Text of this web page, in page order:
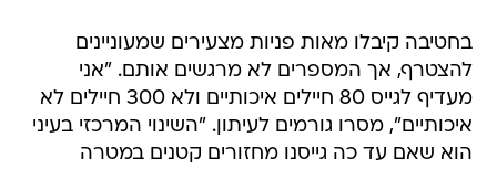
בחטיבה קיבלו מאות פניות מצעירים שמעוניינים
להצטרף, אך המספרים לא מרגשים אותם. "אני
מעדיף לגייס 80 חיילים איכותיים ולא 300 חיילים לא
איכותיים", מסרו גורמים לעיתון. "השינוי המרכזי בעיני
הוא שאם עד כה גייסנו מחזורים קטנים במטרה